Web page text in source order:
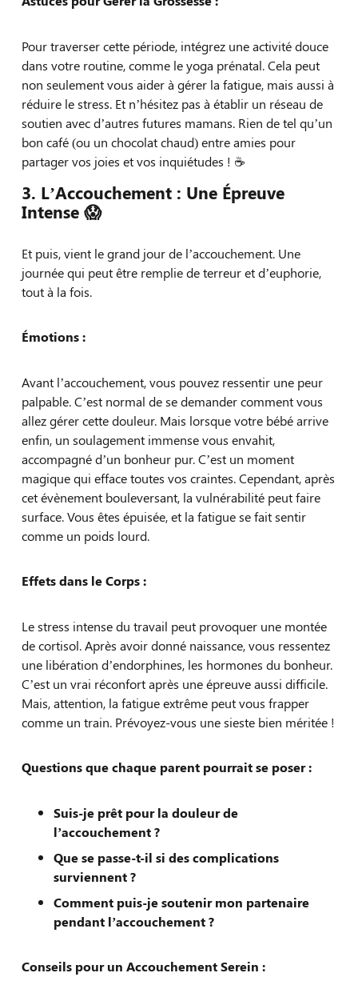
Pour traverser cette période, intégrez une activité douce
dans votre routine, comme le yoga prénatal. Cela peut
non seulement vous aider à gérer la fatigue, mais aussi à
réduire le stress. Et n’hésitez pas à établir un réseau de
soutien avec d’autres futures mamans. Rien de tel qu’un
bon café (ou un chocolat chaud) entre amies pour
partager vos joies et vos inquiétudes ! ☕️
3. L’Accouchement : Une Épreuve
Intense 😱
Et puis, vient le grand jour de l’accouchement. Une
journée qui peut être remplie de terreur et d’euphorie,
tout à la fois.
Émotions :
Avant l’accouchement, vous pouvez ressentir une peur
palpable. C’est normal de se demander comment vous
allez gérer cette douleur. Mais lorsque votre bébé arrive
enfin, un soulagement immense vous envahit,
accompagné d’un bonheur pur. C’est un moment
magique qui efface toutes vos craintes. Cependant, après
cet évènement bouleversant, la vulnérabilité peut faire
surface. Vous êtes épuisée, et la fatigue se fait sentir
comme un poids lourd.
Effets dans le Corps :
Le stress intense du travail peut provoquer une montée
de cortisol. Après avoir donné naissance, vous ressentez
une libération d’endorphines, les hormones du bonheur.
C’est un vrai réconfort après une épreuve aussi difficile.
Mais, attention, la fatigue extrême peut vous frapper
comme un train. Prévoyez-vous une sieste bien méritée !
Questions que chaque parent pourrait se poser :
Suis-je prêt pour la douleur de
l’accouchement ?
Que se passe-t-il si des complications
surviennent ?
Comment puis-je soutenir mon partenaire
pendant l’accouchement ?
Conseils pour un Accouchement Serein :